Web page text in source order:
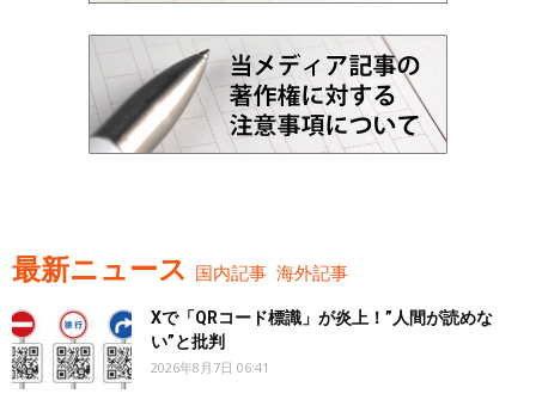
最新ニュース 国内記事 海外記事
Xで「QRコード標識」が炎上！”人間が読めな
い”と批判
2026年8月7日 06:41